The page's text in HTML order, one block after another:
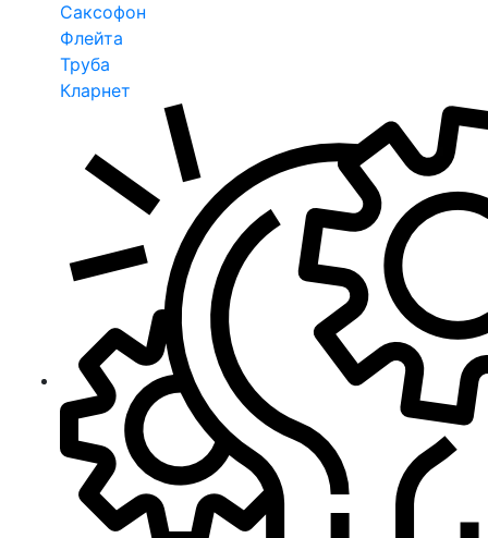
Саксофон
Флейта
Труба
Кларнет